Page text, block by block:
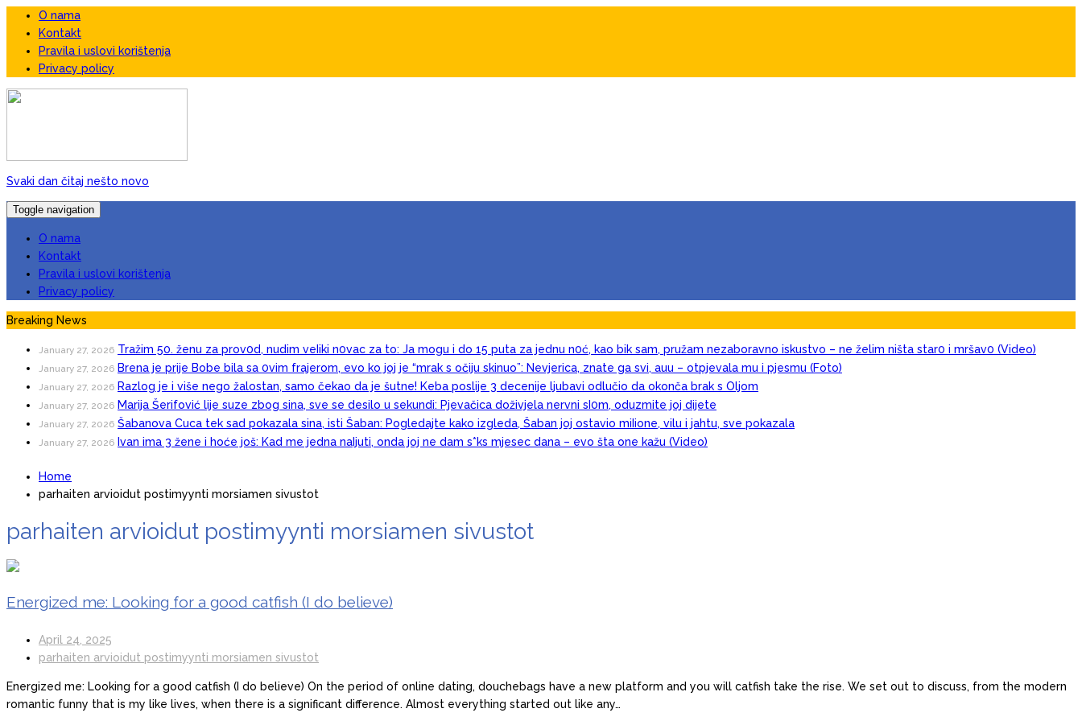
O nama
Kontakt
Pravila i uslovi korištenja
Privacy policy
Svaki dan čitaj nešto novo
Toggle navigation
O nama
Kontakt
Pravila i uslovi korištenja
Privacy policy
Breaking News
January 27, 2026 Tražim 50. ženu za prov0d, nudim veIiki n0vac za to: Ja mogu i do 15 puta za jednu n0ć, kao bik sam, pružam nezaboravno iskustvo – ne želim ništa star0 i mršav0 (Video)
January 27, 2026 Brena je prije Bobe bila sa 0vim frajerom, evo ko joj je “mrak s očiju skinuo”: Nevjerica, znate ga svi, auu – otpjevala mu i pjesmu (Foto)
January 27, 2026 Razlog je i više nego žalostan, samo čekao da je šutne! Keba poslije 3 decenije ljubavi odlučio da okonča brak s Oljom
January 27, 2026 Marija Šerifović lije suze zbog sina, sve se desilo u sekundi: Pjevačica doživjela nervni sI0m, oduzmite joj dijete
January 27, 2026 Šabanova Cuca tek sad pokazala sina, isti Šaban: Pogledajte kako izgleda, Šaban joj ostavio miIione, vilu i jahtu, sve pokazala
January 27, 2026 Ivan ima 3 žene i hoće još: Kad me jedna naIjuti, onda joj ne dam s*ks mjesec dana – evo šta one kažu (Video)
Home
parhaiten arvioidut postimyynti morsiamen sivustot
parhaiten arvioidut postimyynti morsiamen sivustot
Energized me: Looking for a good catfish (I do believe)
April 24, 2025
parhaiten arvioidut postimyynti morsiamen sivustot
Energized me: Looking for a good catfish (I do believe) On the period of online dating, douchebags have a new platform and you will catfish take the rise. We set out to discuss, from the modern
romantic funny that is my like lives, when there is a significant difference. Almost everything started out like any…